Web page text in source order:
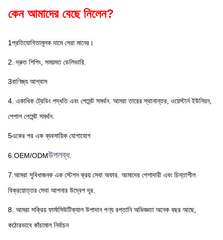
কেন আমাদের বেছে নিলেন?
1প্রতিযোগিতামূলক দামে সেরা মানের।
2. দ্রুত শিপিং, সময়মত ডেলিভারি.
3বাণিজ্য আশ্বাস
4. একাধিক ট্রেডিং পদ্ধতি এবং পেমেন্ট সমর্থন. আমরা তারের স্থানান্তর, ওয়েস্টার্ন ইউনিয়ন,
পেপাল পেমেন্ট সমর্থন.
5একের পর এক ব্যবসায়িক যোগাযোগ
6.OEM/ODMউপলব্ধ.
7.আমরা সুবিধাজনক এক স্টেশন ক্রয় সেবা অফার. আমাদের পেশাদারী এবং চিন্তাশীল
বিক্রয়োত্তর সেবা আপনার উদ্বেগ দূর.
8. আমরা সক্রিয় ফার্মাসিউটিক্যাল উপাদান পণ্য রপ্তানি অভিজ্ঞতা অনেক বছর আছে,
কঠোরভাবে কাঁচামাল নির্বাচন